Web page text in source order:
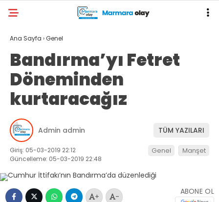
Ana Sayfa ›Genel
Bandırma’yı Fetret
Döneminden
kurtaracağız
Admin admin TÜM YAZILARI
Giriş: 05-03-2019 22:12
Güncelleme: 05-03-2019 22:48
Genel Manşet
+ -
ABONE OL